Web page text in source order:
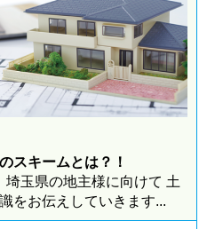
スキームとは？！
玉県の地主様に向けて 土
をお伝えしていきます...